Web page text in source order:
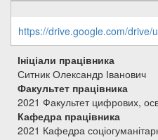
https://drive.google.com/drive/
Ініціали працівника
Ситник Олександр Іванович
Факультет працівника
2021 Факультет цифрових,
Кафедра працівника
2021 Кафедра